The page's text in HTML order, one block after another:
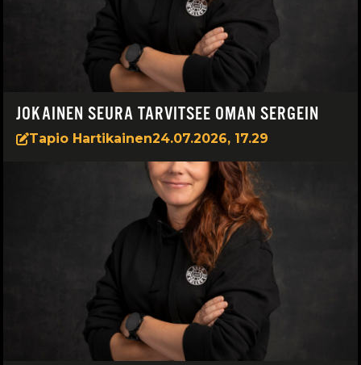
JOKAINEN SEURA TARVITSEE OMAN SERGEIN
Tapio Hartikainen24.07.2026, 17.29